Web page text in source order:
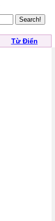
Từ Điển